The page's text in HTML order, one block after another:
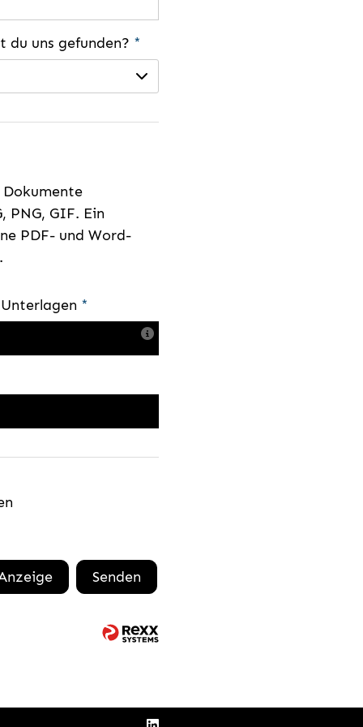
du uns gefunden? *
PNG, GIF. Ein
PDF- und Word-
*
Senden